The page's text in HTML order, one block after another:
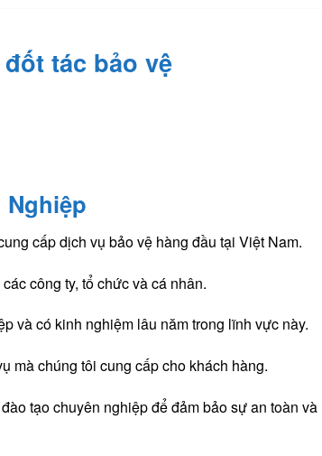
tác bảo vệ
Nghiệp
cấp dịch vụ bảo vệ hàng đầu tại Việt Nam.
công ty, tổ chức và cá nhân.
và có kinh nghiệm lâu năm trong lĩnh vực này.
mà chúng tôi cung cấp cho khách hàng.
tạo chuyên nghiệp để đảm bảo sự an toàn và